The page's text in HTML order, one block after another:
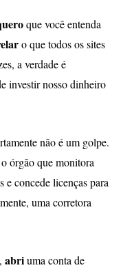
que você entenda
o que todos os sites
a verdade é
investir nosso dinheiro
não é um golpe.
órgão que monitora
e concede licenças para
uma corretora
abriuma conta de